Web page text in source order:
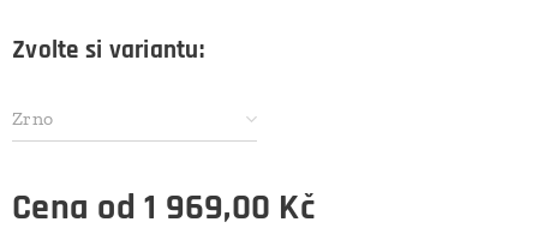
Zvolte si variantu:
Zrno
Cena od1 969,00 Kč